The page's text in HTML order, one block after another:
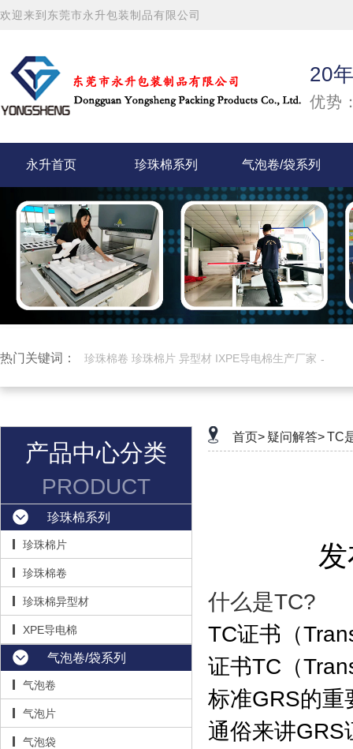
欢迎来到东莞市永升包装制品有限公司
20
优势
永升首页 珍珠棉系列 气泡卷/袋系列
热门关键词： 珍珠棉卷 珍珠棉片 异型材 IXPE导电棉生产厂家
产品中心分类
PRODUCT
珍珠棉系列
珍珠棉片
珍珠棉卷
珍珠棉异型材
XPE导电棉
气泡卷/袋系列
气泡卷
气泡片
气泡袋
首页> 疑问解答>TC
什么是TC?
TC证书（
证书TC（
标准GRS的重
通俗来讲GRS